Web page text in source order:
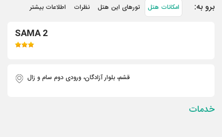
برو به: امکانات هتل تورهای این هتل نظرات اطلاعات بیشتر
SAMA 2
قشم، بلوار آزادگان، ورودی دوم سام و زال
خدمات